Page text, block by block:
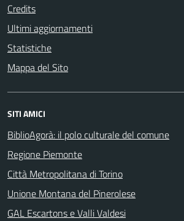
Credits
Ultimi aggiornamenti
Statistiche
Mappa del Sito
SITI AMICI
BiblioAgorà: il polo culturale del comune
Regione Piemonte
Città Metropolitana di Torino
Unione Montana del Pinerolese
GAL Escartons e Valli Valdesi